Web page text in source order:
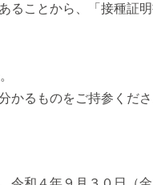
ことから、「接種証
るものをご持参くださ